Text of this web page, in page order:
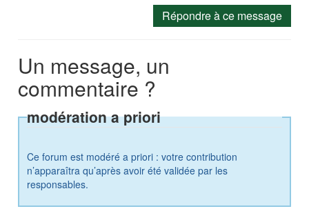
Répondre à ce message
Un message, un
commentaire ?
modération a priori
Ce forum est modéré a priori : votre contribution
n’apparaîtra qu’après avoir été validée par les
responsables.